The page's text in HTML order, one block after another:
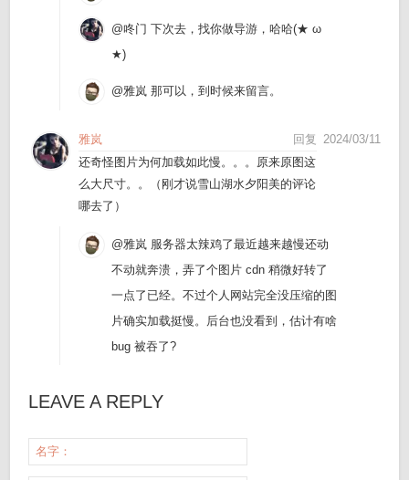
@咚门 下次去，找你做导游，哈哈(★ ω
★)
@雅岚 那可以，到时候来留言。
2024/03/11
雅岚
回复
还奇怪图片为何加载如此慢。。。原来原图这
么大尺寸。。（刚才说雪山湖水夕阳美的评论
哪去了）
@雅岚 服务器太辣鸡了最近越来越慢还动
不动就奔溃，弄了个图片 cdn 稍微好转了
一点了已经。不过个人网站完全没压缩的图
片确实加载挺慢。后台也没看到，估计有啥
bug 被吞了?
LEAVE A REPLY
名字：